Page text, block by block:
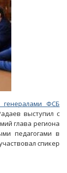
ФСБ
выступил с
глава региона
педагогами в
спикер